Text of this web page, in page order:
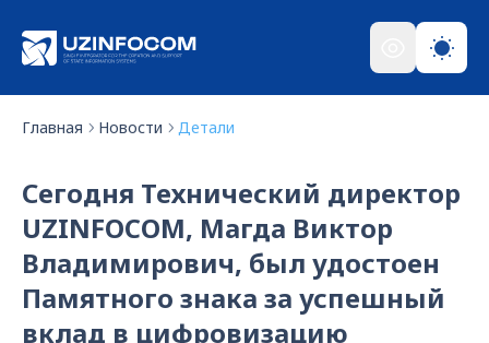
Главная Новости Детали
Сегодня Технический директор
UZINFOCOM, Магда Виктор
Владимирович, был удостоен
Памятного знака за успешный
вклад в цифровизацию